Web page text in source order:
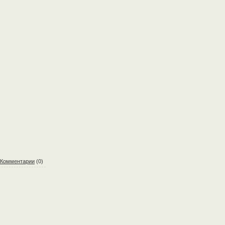
Комментарии (0)